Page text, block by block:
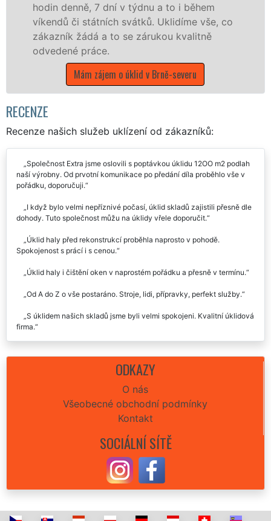
v týdnu a to i během
svátků. Uklidíme vše, co
se zárukou kvalitně
úklid v Brně-severu
nabízíme pro
státní podniky, ale i
Jihomoravském
Mám zájem o
RECENZE
Recenze našich služeb uklízení od zákazníků:
Společnost Extra jsme oslovili s poptávkou úklidu 12OO m2 podlah
naší výrobny. Od prvotní komunikace po předání díla proběhlo vše v
pořádku, doporučuji.
I když bylo velmi nepříznivé počasí, úklid skladů zajistili přesně dle
dohody. Tuto společnost můžu na úklidy vřele doporučit.
Úklid haly před rekonstrukcí proběhla naprosto v pohodě.
Spokojenost s prácí i s cenou.
Úklid haly i čištění oken v naprostém pořádku a přesně v termínu.
Od A do Z o vše postaráno. Stroje, lidi, přípravky, perfekt služby.
S úklidem našich skladů jsme byli velmi spokojeni. Kvalitní úklidová
firma.
ODKAZY
O nás
Všeobecné obchodní podmínky
Kontakt
SOCIÁLNÍ SÍTĚ